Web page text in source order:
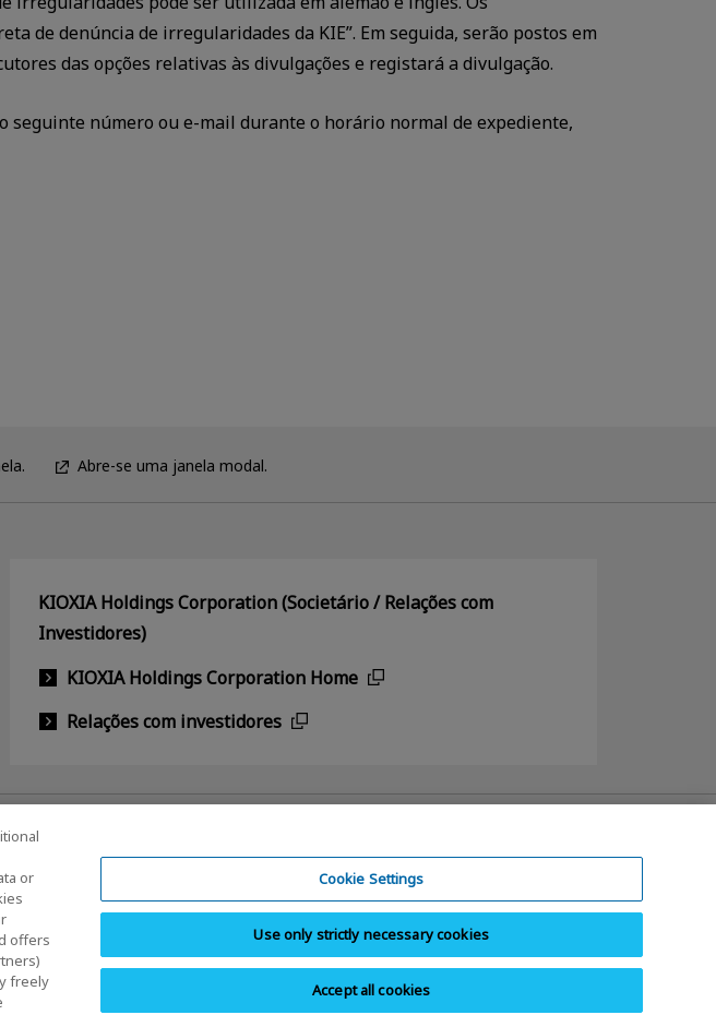
de denúncia de irregularidades da KIE”. Em seguida, serão postos em
das opções relativas às divulgações e registará a divulgação.
seguinte número ou e-mail durante o horário normal de expediente,
Abre-se uma janela modal.
KIOXIA Holdings Corporation (Societário / Relações com
Investidores)
KIOXIA Holdings Corporation Home
Relações com investidores
Produtos de Importação e Contrafação Paralelos
or
offers
freely
Cookie Settings
Use only strictly necessary cookies
Accept all cookies